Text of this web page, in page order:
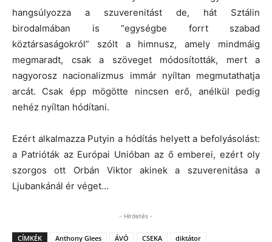
hangsúlyozza a szuverenitást de, hát Sztálin
birodalmában is “egységbe forrt szabad
köztársaságokról” szólt a himnusz, amely mindmáig
megmaradt, csak a szöveget módosították, mert a
nagyorosz nacionalizmus immár nyíltan megmutathatja
arcát. Csak épp mögötte nincsen erő, anélkül pedig
nehéz nyíltan hódítani.
Ezért alkalmazza Putyin a hódítás helyett a befolyásolást:
a Patrióták az Európai Unióban az ő emberei, ezért oly
szorgos ott Orbán Viktor akinek a szuverenitása a
Ljubankánál ér véget…
- Hirdetés -
CÍMKÉK Anthony Glees ÁVÓ CSEKA
diktátor